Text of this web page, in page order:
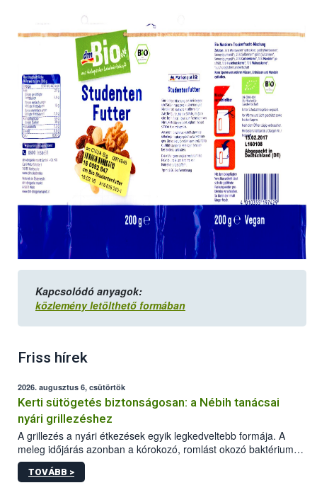
Kapcsolódó anyagok:
közlemény letölthető formában
Friss hírek
2026. augusztus 6, csütörtök
Kerti sütögetés biztonságosan: a Nébih tanácsai
nyári grillezéshez
A grillezés a nyári étkezések egyik legkedveltebb formája. A
meleg időjárás azonban a kórokozó, romlást okozó baktériumok
gyorsabb szaporodásának is kedvez. A szabadtéri sütögetés
ezért nem csupán a megfelelő sütési technikáról szól: legalább
TOVÁBB >